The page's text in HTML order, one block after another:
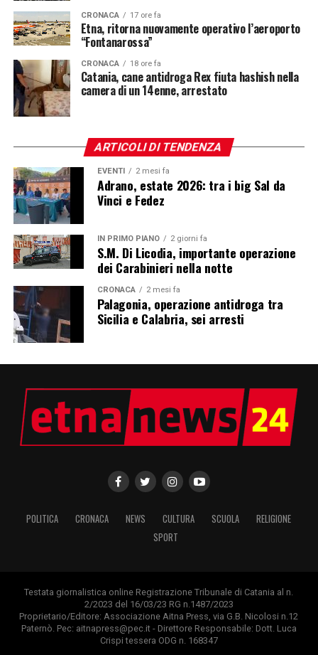
CRONACA 17 ore fa
Etna, ritorna nuovamente operativo l’aeroporto
“Fontanarossa”
CRONACA 18 ore fa
Catania, cane antidroga Rex fiuta hashish nella
camera di un 14enne, arrestato
ARTICOLI DI TENDENZA
EVENTI 2 mesi fa
Adrano, estate 2026: tra i big Sal da
Vinci e Fedez
IN PRIMO PIANO 2 giorni fa
S.M. Di Licodia, importante operazione
dei Carabinieri nella notte
CRONACA 2 mesi fa
Palagonia, operazione antidroga tra
Sicilia e Calabria, sei arresti
POLITICA CRONACA NEWS CULTURA SCUOLA
RELIGIONE
SPORT
Testata giornalistica online Registrazione Tribunale di Catania al n.
2/2023 del 16/03/23 RG n.1487/2023
Proprietario/Editore: Associazione Aitna Press, via G.B. Nicolosi n.12
Paternò. Pec: aitnapress@pec.it - Direttore Responsabile: Dott. Luca
Crispi tessera ODG n. 168347